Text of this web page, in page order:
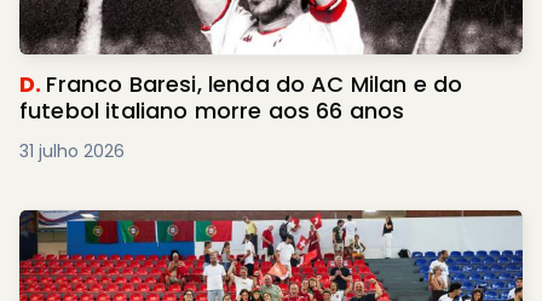
D. Franco Baresi, lenda do AC Milan e do
futebol italiano morre aos 66 anos
31 julho 2026